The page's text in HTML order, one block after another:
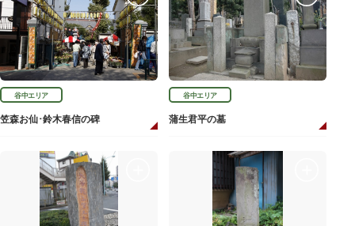
谷中エリア
笠森お仙･鈴木春信の碑
谷中エリア
蒲生君平の墓